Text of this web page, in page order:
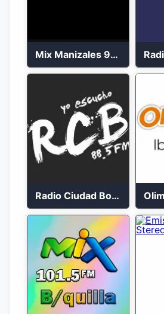
Mix Manizales 95.1 FM en Vivo
Radio Ciudad Bolívar 88.5 FM